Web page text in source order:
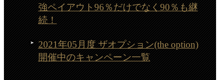
強ペイアウト96％だけでなく90％も継
続！
2021年05月度 ザオプション(the option)
開催中のキャンペーン一覧